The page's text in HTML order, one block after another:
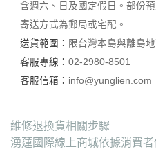
含週六、日及國定假日。部份
寄送方式為郵局或宅配。
送貨範圍： 限台灣本島與離島地
客服專線： 02-2980-8501
客服信箱： info@yunglien.com
維修退換貨相關步驟
湧蓮國際線上商城依據消費